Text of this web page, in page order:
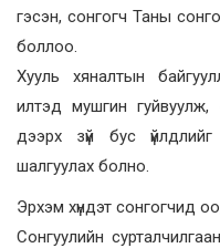
гэсэн, сонгогч Таны
боллоо.
Хууль хяналтын
илтэд мушгин гуйвуулж,
дээрх зүй бус
шалгуулах болно.
Эрхэм хүндэт сонгогчид
Сонгуулийн